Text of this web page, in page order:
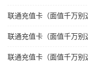
联通充值卡（面值千万别
联通充值卡（面值千万别
联通充值卡（面值千万别